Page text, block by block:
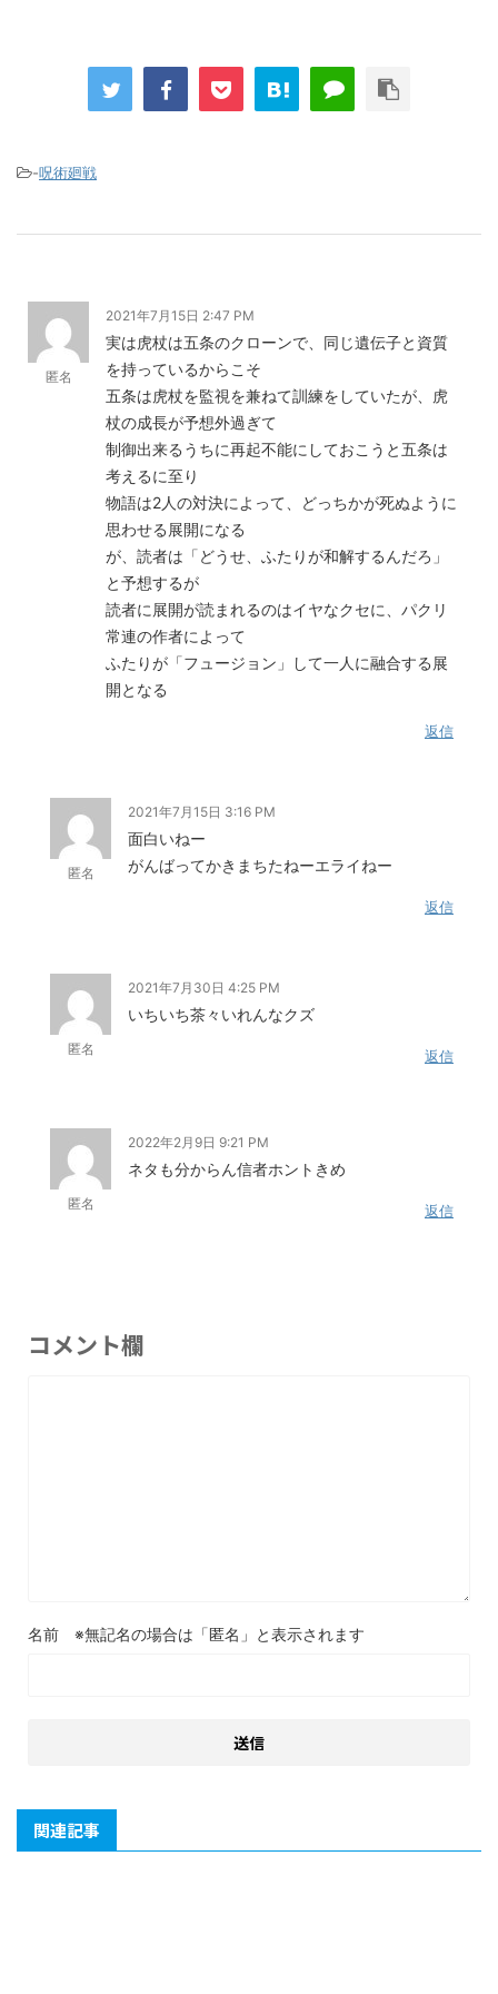
-呪術廻戦
匿名
2021年7月15日 2:47 PM
実は虎杖は五条のクローンで、同じ遺伝子と資質
を持っているからこそ
五条は虎杖を監視を兼ねて訓練をしていたが、虎
杖の成長が予想外過ぎて
制御出来るうちに再起不能にしておこうと五条は
考えるに至り
物語は2人の対決によって、どっちかが死ぬように
思わせる展開になる
が、読者は「どうせ、ふたりが和解するんだろ」
と予想するが
読者に展開が読まれるのはイヤなクセに、パクリ
常連の作者によって
ふたりが「フュージョン」して一人に融合する展
開となる
返信
匿名
2021年7月15日 3:16 PM
面白いねー
がんばってかきまちたねーエライねー
返信
匿名
2021年7月30日 4:25 PM
いちいち茶々いれんなクズ
返信
匿名
2022年2月9日 9:21 PM
ネタも分からん信者ホントきめ
返信
コメント欄
名前
関連記事